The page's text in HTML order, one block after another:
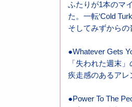
ふたりが1本のマ
た。一転‘Cold
そしてみずからの
●Whatever Gets
「失われた週末
疾走感のあるアレ
●Power To The